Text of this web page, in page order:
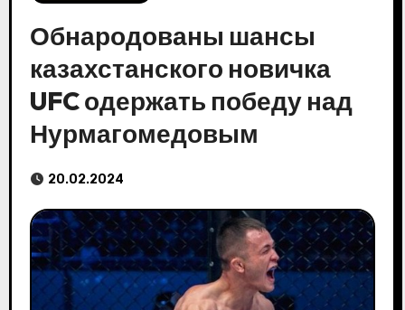
Обнародованы шансы
казахстанского новичка
UFC одержать победу над
Нурмагомедовым
20.02.2024